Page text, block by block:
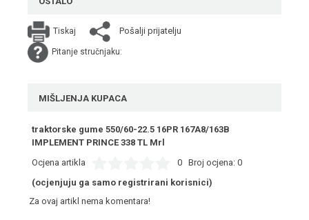
Tiskaj Pošalji prijatelju
Pitanje stručnjaku:
MIŠLJENJA KUPACA
traktorske gume 550/60-22.5 16PR 167A8/163B
IMPLEMENT PRINCE 338 TL Mrl
Ocjena artikla
0 Broj ocjena: 0
(ocjenjuju ga samo registrirani korisnici)
Za ovaj artikl nema komentara!